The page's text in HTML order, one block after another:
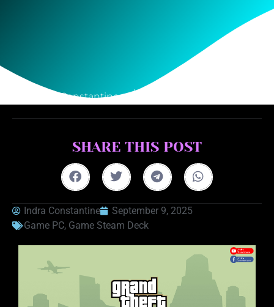
Indra Constantine
SHARE THIS POST
Indra Constantine
September 9, 2025
Game PC, Game Steam Deck